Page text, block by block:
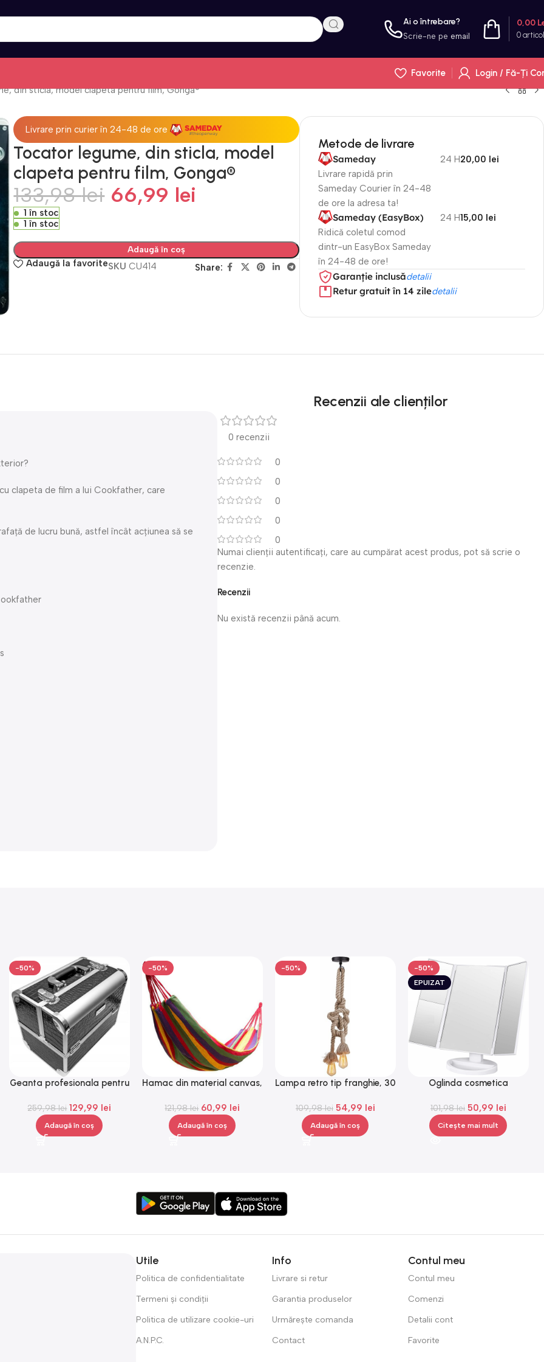
Ai o întrebare?
Scrie-ne pe email 0
0,00
Favorite
Login / Fă-Ți
din sticla, model clapeta pentru film, Gonga®
Livrare prin curier în 24-48 de ore
Tocator legume, din sticla, model
clapeta pentru film, Gonga®
133,98lei 66,99 lei
1 în stoc
1 în stoc
Adaugă în coș
Adaugă la favoriteSKUCU414 Share:
Metode de livrare
Sameday
Livrare rapidă prin
Sameday Courier în 24-48
de ore la adresa ta!
24 H20,00 lei
Sameday (EasyBox)
Ridică coletul comod
dintr-un EasyBox Sameday
în 24-48 de ore!
24 H15,00 lei
Garanție inclusădetalii
Retur gratuit în 14 ziledetalii
clapeta de film a lui Cookfather, care
de lucru bună, astfel încât acțiunea să se
Recenzii ale clienților
0 recenzii
0
0
0
0
0
Recenzii
Nu există recenzii până acum.
Numai clienții autentificați, care au cumpărat acest produs, pot să scrie o
recenzie.
-50%
Geanta profesionala pentru
259,98lei 129,99 lei
Adaugă în coș
-50%
Hamac din material canvas,
121,98lei 60,99 lei
Adaugă în coș
-50%
Lampa retro tip franghie, 30
109,98lei 54,99 lei
Adaugă în coș
-50%
EPUIZAT
Oglinda cosmetica
senzor de atingere,Gonga®
101,98lei 50,99 lei
Citește mai mult
Utile
Politica de confidentialitate
Termeni și condiții
Politica de utilizare cookie-uri
A.N.P.C.
Info
Livrare si retur
Garantia produselor
Urmărește comanda
Contact
Contul meu
Contul meu
Comenzi
Detalii cont
Favorite